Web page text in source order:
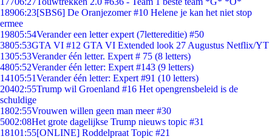
18906:23[SBS6] De Oranjezomer #10 Helene je kan het niet stop
ermee
19805:54Verander een letter expert (7lettereditie) #50
3805:53GTA VI #12 GTA VI Extended look 27 Augustus Netflix/YT
1305:53Verander één letter. Expert # 75 (8 letters)
4805:52Verander één letter: Expert #143 (9 letters)
14105:51Verander één letter: Expert #91 (10 letters)
20402:55Trump wil Groenland #16 Het opengrensbeleid is de
schuldige
1802:55Vrouwen willen geen man meer #30
5002:08Het grote dagelijkse Trump nieuws topic #31
18101:55[ONLINE] Roddelpraat Topic #21